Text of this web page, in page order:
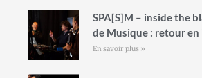
SPA[S]M – inside the
de Musique : retour en
En savoir plus »